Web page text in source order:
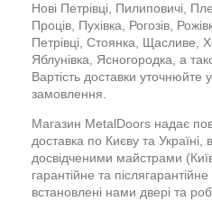
Нові Петрівці, Пилиповичі,
Проців, Пухівка, Рогозів,
Петрівці, Стоянка, Щасливе,
Яблунівка, Ясногородка, а
Вартість доставки уточнюйте
замовлення.
Магазин MetalDoors надає
доставка по Києву та Україні,
досвідченими майстрами
гарантійне та
встановлені нами двері та